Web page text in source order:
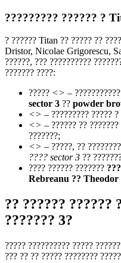
????????? ?????? ?
? ?????? Titan ?? ????? ??
Dristor, Nicolae Grigorescu,
??????, ??? ??????????
??????? ????:
????? <> –
sector 3 ?? powder
<> – ????????? ?????
<> – ?????? ??
???????;
<> – ?????, ??
???? sector 3 ??
???? ?????? ???????
Rebreanu ?? Theodor
?? ?????? ??????
??????? 3?
????? ?????????? ?????
??? ?? ?? ????? ????????